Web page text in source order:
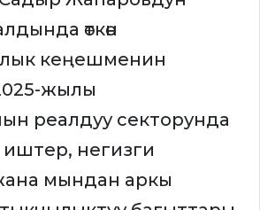
өткөн
кеңешменин
жылы
реалдуу секторунда
негизги
жана мындан аркы